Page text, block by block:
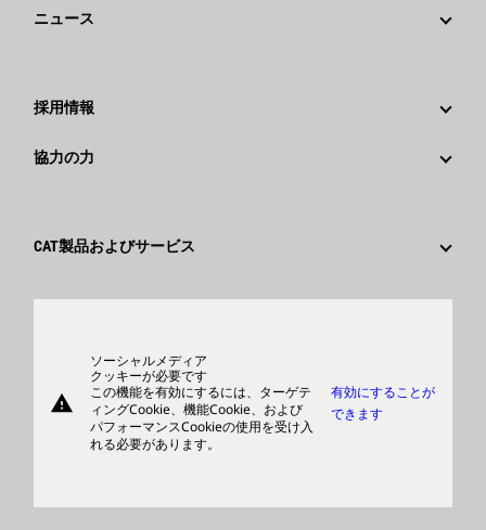
行動規範
イノベーション
ニュース
メディア情報
採用情報
Caterpillar社を選ぶ理由
協力の力
サプライヤ
CAT製品およびサービス
サポート
商品
ディーラを検索する
warning
ソーシャルメディア
クッキーが必要です
この機能を有効にするには、ターゲテ
ィングCookie、機能Cookie、および
パフォーマンスCookieの使用を受け入
れる必要があります。
有効にすることが
できます